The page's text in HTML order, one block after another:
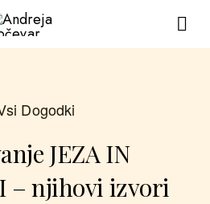
Dogodki
JEZA IN
– njihovi izvori